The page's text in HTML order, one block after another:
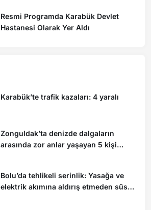
Resmi Programda Karabük Devlet
Hastanesi Olarak Yer Aldı
Karabük’te trafik kazaları: 4 yaralı
Zonguldak’ta denizde dalgaların
arasında zor anlar yaşayan 5 kişi
Bolu’da tehlikeli serinlik: Yasağa ve
elektrik akımına aldırış etmeden süs